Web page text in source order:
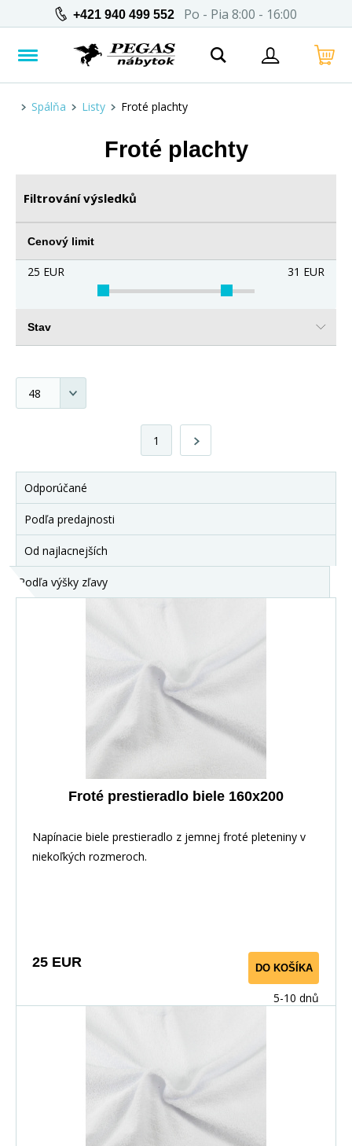
+421 940 499 552 Po - Pia 8:00 - 16:00
Spálňa Listy Froté plachty
Froté plachty
Filtrování výsledků
Cenový limit
25 EUR 31 EUR
Stav
1
Odporúčané
Podľa predajnosti
Od najlacnejších
Podľa výšky zľavy
Froté prestieradlo biele 160x200
Napínacie biele prestieradlo z jemnej froté pleteniny v
niekoľkých rozmeroch.
25 EUR DO KOŠÍKA
5-10 dnů